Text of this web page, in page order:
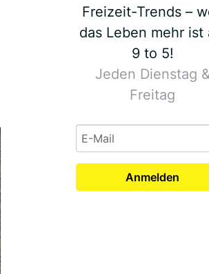
Freizeit-Trends –
das Leben mehr ist
9 to 5!
Jeden Dienstag &
Freitag
Anmelden